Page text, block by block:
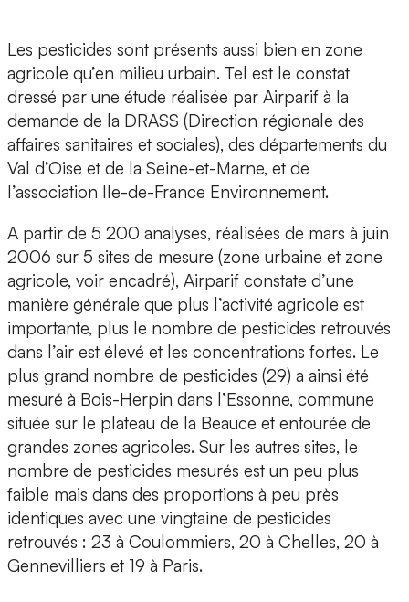
Les pesticides sont présents aussi bien en zone
agricole qu’en milieu urbain. Tel est le constat
dressé par une étude réalisée par Airparif à la
demande de la DRASS (Direction régionale des
affaires sanitaires et sociales), des départements du
Val d’Oise et de la Seine-et-Marne, et de
l’association Ile-de-France Environnement.
A partir de 5 200 analyses, réalisées de mars à juin
2006 sur 5 sites de mesure (zone urbaine et zone
agricole, voir encadré), Airparif constate d’une
manière générale que plus l’activité agricole est
importante, plus le nombre de pesticides retrouvés
dans l’air est élevé et les concentrations fortes. Le
plus grand nombre de pesticides (29) a ainsi été
mesuré à Bois-Herpin dans l’Essonne, commune
située sur le plateau de la Beauce et entourée de
grandes zones agricoles. Sur les autres sites, le
nombre de pesticides mesurés est un peu plus
faible mais dans des proportions à peu près
identiques avec une vingtaine de pesticides
retrouvés : 23 à Coulommiers, 20 à Chelles, 20 à
Gennevilliers et 19 à Paris.